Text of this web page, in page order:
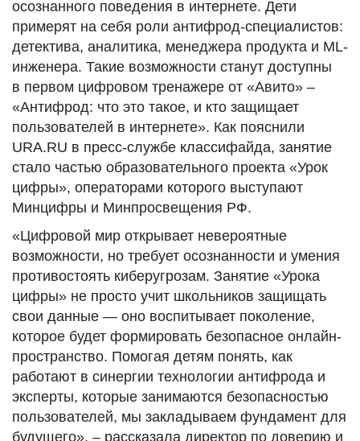
осознанного поведения в интернете. Дети
примерят на себя роли антифрод-специалистов:
детектива, аналитика, менеджера продукта и ML-
инженера. Такие возможности станут доступны
в первом цифровом тренажере от «Авито» –
«Антифрод: что это такое, и кто защищает
пользователей в интернете». Как пояснили
URA.RU в пресс-службе классифайда, занятие
стало частью образовательного проекта «Урок
цифры», операторами которого выступают
Минцифры и Минпросвещения РФ.
«Цифровой мир открывает невероятные
возможности, но требует осознанности и умения
противостоять киберугрозам. Занятие «Урока
цифры» не просто учит школьников защищать
свои данные — оно воспитывает поколение,
которое будет формировать безопасное онлайн-
пространство. Помогая детям понять, как
работают в синергии технологии антифрода и
эксперты, которые занимаются безопасностью
пользователей, мы закладываем фундамент для
будущего», – рассказала директор по доверию и